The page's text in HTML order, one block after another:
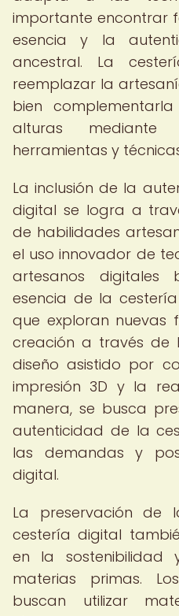
importante encontrar
esencia y la
ancestral. La
reemplazar la
bien
alturas
herramientas y
La inclusión de la
digital se logra a
de habilidades
el uso innovador de
artesanos digitales
esencia de la
que exploran nuevas
creación a través de
diseño asistido por
impresión 3D y la
manera, se busca
autenticidad de la
las demandas y
digital.
La preservación de
cestería digital
en la
materias primas.
buscan utilizar